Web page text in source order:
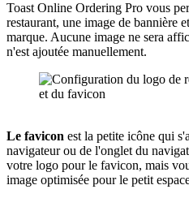
Toast Online Ordering Pro vous
restaurant, une image de bannière
marque. Aucune image ne sera
n'est ajoutée manuellement.
Le favicon est la petite icône qui
navigateur ou de l'onglet du
votre logo pour le favicon, mais
image optimisée pour le petit